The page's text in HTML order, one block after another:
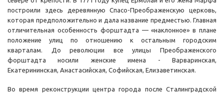
построили здесь деревянную Спасо-Преображенскую церковь,
которая предположительно и дала название предместью. Главная
отличительная особенность форштадта — «наклонное» в плане
положение улиц по отношению к остальным городским
кварталам. До революции все улицы Преображенского
форштадта носили женские имена - Варваринская,
Екатерининская, Анастасийская, Софийская, Елизаветинская.
Во время реконструкции центра города после Сталинградской